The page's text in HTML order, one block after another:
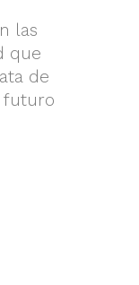
las
que
de
futuro